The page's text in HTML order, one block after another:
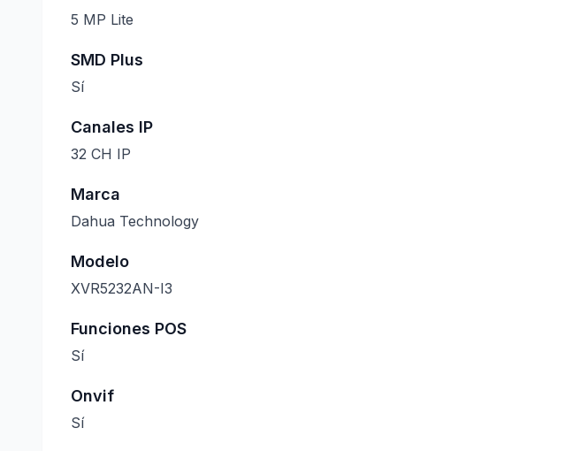
5 MP Lite
SMD Plus
Sí
Canales IP
32 CH IP
Marca
Dahua Technology
Modelo
XVR5232AN-I3
Funciones POS
Sí
Onvif
Sí